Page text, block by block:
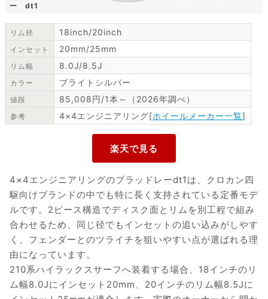
ー dt1
リム径 18inch/20inch
インセット 20mm/25mm
リム幅 8.0J/8.5J
カラー ブライトシルバー
値段 85,008円/1本～（2026年調べ）
参考 4×4エンジニアリング[ホイールメーカー一覧]
4×4エンジニアリングのブラッドレーdt1は、クロカン四
駆向けブランドの中でも特に長く支持されている定番モデ
ルです。2ピース構造でディスク面とリムを別工程で組み
合わせるため、同じ径でもインセットの追い込みがしやす
く、フェンダーとのツライチを狙いやすい点が選ばれる理
由になっています。
210系ハイラックスサーフへ装着する場合、18インチのリ
ム幅8.0Jにインセット20mm、20インチのリム幅8.5Jに